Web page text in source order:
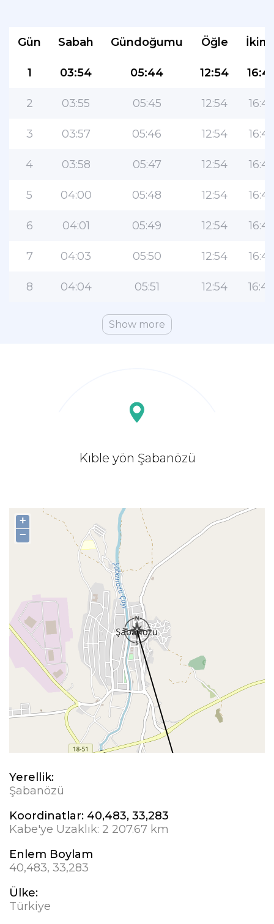
Gün Sabah Gündoğumu Öğle
1 03:54 05:44 12:54
2 03:55 05:45 12:54 16:47
3 03:57 05:46 12:54
4 03:58 05:47 12:54
5 04:00 05:48 12:54
6 04:01 05:49 12:54 16:45
7 04:03 05:50 12:54 16:45
8 04:04 05:51 12:54
Show more
Kıble yön Şabanözü
+
−
Yerellik:
Şabanözü
Koordinatlar: 40,483, 33,283
Kabe'ye Uzaklık: 2 207.67 km
Enlem Boylam
40,483, 33,283
Ülke:
Türkiye